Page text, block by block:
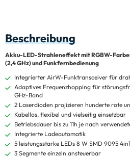
Beschreibung
Akku-LED-Strahleneffekt mit RGBW-
(2,4 GHz) und Funkfernbedienung
Integrierter AirW-Funktransceiver für
Adaptives Frequenzhopping für
GHz-Band
2 Laserdioden projizieren hunderte rote
Kabellos, flexibel und vielseitig einsetzbar
Betriebsdauer bis zu 11h je nach
Integrierte Ladeautomatik
5 leistungsstarke LEDs 8 W SMD 9095
3 Segmente einzeln ansteuerbar